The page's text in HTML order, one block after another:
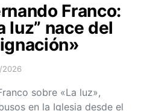
Franco:
luz” nace del
2026
sobre «La luz»,
en la Iglesia desde el